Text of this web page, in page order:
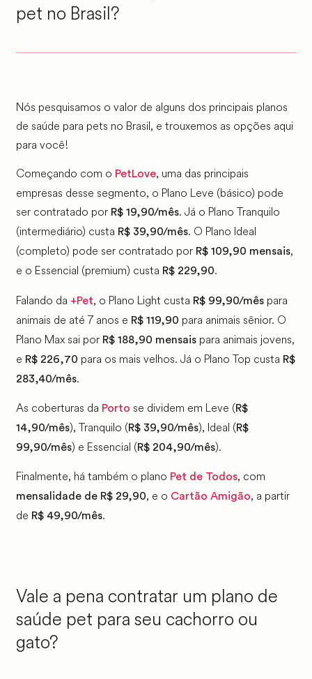
pet no Brasil?
Nós pesquisamos o valor de alguns dos principais planos
de saúde para pets no Brasil, e trouxemos as opções aqui
para você!
Começando com o PetLove, uma das principais
empresas desse segmento, o Plano Leve (básico) pode
ser contratado por R$ 19,90/mês. Já o Plano Tranquilo
(intermediário) custa R$ 39,90/mês. O Plano Ideal
(completo) pode ser contratado por R$ 109,90 mensais,
e o Essencial (premium) custa R$ 229,90.
Falando da +Pet, o Plano Light custa R$ 99,90/mêspara
animais de até 7 anos e R$ 119,90 para animais sênior. O
Plano Max sai porR$ 188,90 mensaispara animais jovens,
e R$ 226,70 para os mais velhos. Já o Plano Top custa R$
283,40/mês.
As coberturas da Porto se dividem em Leve (R$
14,90/mês), Tranquilo (R$ 39,90/mês), Ideal (R$
99,90/mês) e Essencial (R$ 204,90/mês).
Finalmente, há também o plano Pet de Todos, com
mensalidade de R$ 29,90, e o Cartão Amigão, a partir
de R$ 49,90/mês.
Vale a pena contratar um plano de
saúde pet para seu cachorro ou
gato?